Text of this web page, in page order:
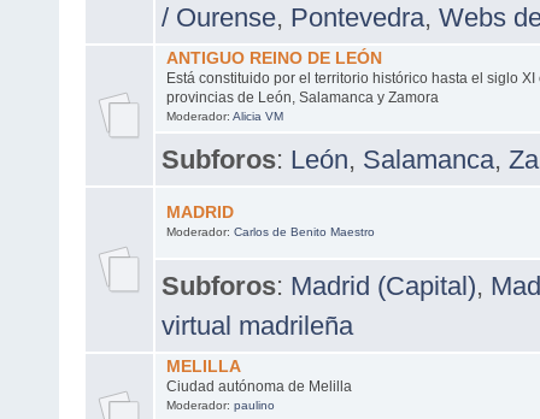
/ Ourense, Pontevedra, Webs
ANTIGUO REINO DE LEÓN
Está constituido por el territorio histórico hasta el siglo
provincias de León, Salamanca y Zamora
Moderador: Alicia VM
Subforos: León, Salamanca,
MADRID
Moderador: Carlos de Benito Maestro
Subforos: Madrid (Capital),
virtual madrileña
MELILLA
Ciudad autónoma de Melilla
Moderador: paulino